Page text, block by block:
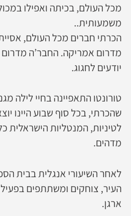
מכל העולם, בכיתה ואפילו
משמעותית..
הכרתי חברים מכל העולם,
מדרום אמריקה. החבר’ה
יודעים לחגוג.
טורונטו התאפיינה בחיי לילה
שהכרתי, בכל סוף שבוע היינו
לטיניות, המנטליות הישראלית
מדהים.
לאחר השיעורי אנגלית בבית
העיר, צוחקים ומשתתפים
ארגן.